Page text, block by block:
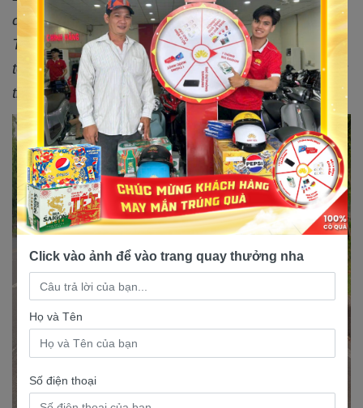
điểm và chính sách của đại lý xe máy điện Nam
Tiến. Quý khách hàng vui lòng liên hệ với chúng
tôi hoặc truy cập vào website để biết thêm thông
tin về giá chính xác nhất.
Click vào ảnh để vào trang quay thưởng nha
Họ và Tên
Số điện thoại